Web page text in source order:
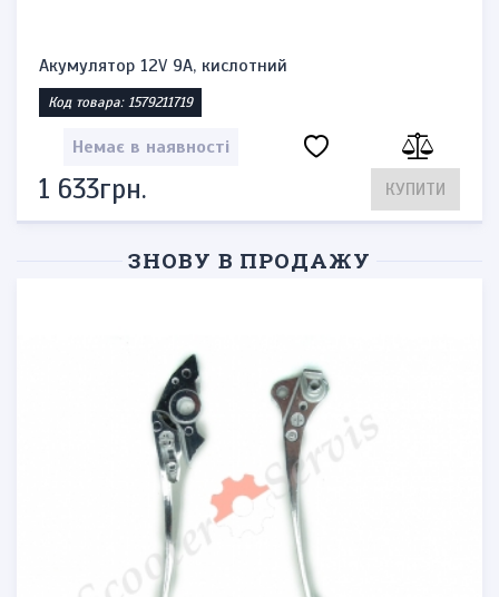
Акумулятор 12V 9A, кислотний
Код товара: 1579211719
Немає в наявності
1 633грн. КУПИТИ
ЗНОВУ В ПРОДАЖУ